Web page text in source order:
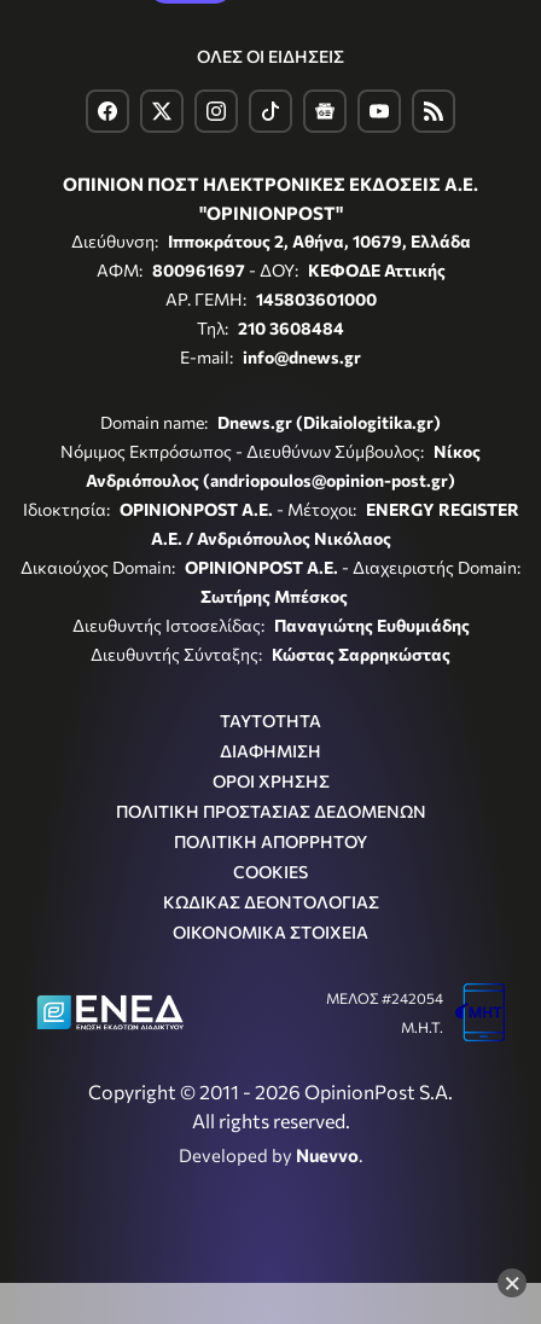
×
ΟΛΕΣ ΟΙ ΕΙΔΗΣΕΙΣ
ΟΠΙΝΙΟΝ ΠΟΣΤ ΗΛΕΚΤΡΟΝΙΚΕΣ ΕΚΔΟΣΕΙΣ Α.Ε.
"OPINIONPOST"
Διεύθυνση: Ιπποκράτους 2, Αθήνα, 10679, Ελλάδα
ΑΦΜ: 800961697- ΔΟΥ: ΚΕΦΟΔΕ Αττικής
ΑΡ. ΓΕΜΗ: 145803601000
Τηλ: 210 3608484
E-mail: info@dnews.gr
Domain name: Dnews.gr (Dikaiologitika.gr)
Νόμιμος Εκπρόσωπος - Διευθύνων Σύμβουλος: Νίκος
Ανδριόπουλος (andriopoulos@opinion-post.gr)
Ιδιοκτησία: OPINIONPOST A.E. - Μέτοχοι: ENERGY REGISTER
Α.Ε. / Ανδριόπουλος Νικόλαος
Δικαιούχος Domain: OPINIONPOST A.E. - Διαχειριστής Domain:
Σωτήρης Μπέσκος
Διευθυντής Ιστοσελίδας: Παναγιώτης Ευθυμιάδης
Διευθυντής Σύνταξης: Κώστας Σαρρηκώστας
ΤΑΥΤΟΤΗΤΑ
ΔΙΑΦΗΜΙΣΗ
ΟΡΟΙ ΧΡΗΣΗΣ
ΠΟΛΙΤΙΚΗ ΠΡΟΣΤΑΣΙΑΣ ΔΕΔΟΜΕΝΩΝ
ΠΟΛΙΤΙΚΗ ΑΠΟΡΡΗΤΟΥ
COOKIES
ΚΩΔΙΚΑΣ ΔΕΟΝΤΟΛΟΓΙΑΣ
ΟΙΚΟΝΟΜΙΚΑ ΣΤΟΙΧΕΙΑ
Copyright © 2011 - 2026 OpinionPost S.A.
All rights reserved.
Developed by Nuevvo.
ΜΕΛΟΣ #242054
Μ.Η.Τ.